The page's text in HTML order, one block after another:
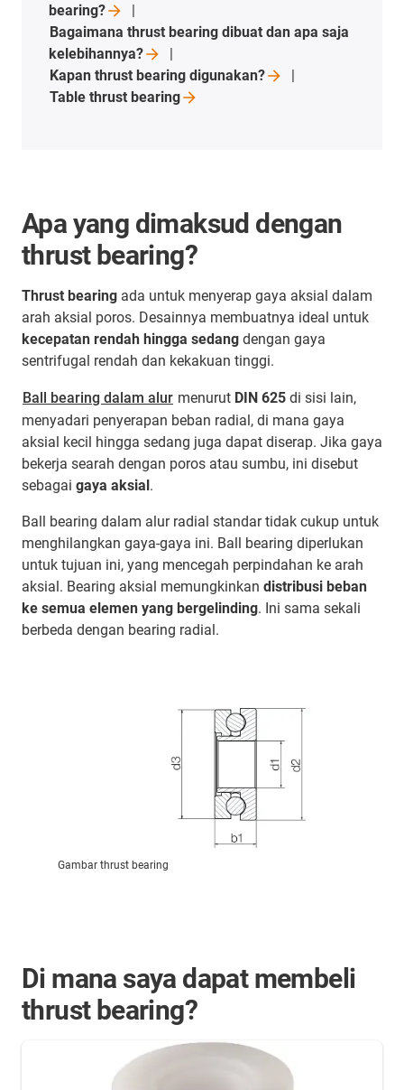
bearing?
Bagaimana thrust bearing dibuat dan apa saja
kelebihannya?
Kapan thrust bearingdigunakan?
Table thrustbearing
Apa yang dimaksud dengan
thrust bearing?
Thrust bearing ada untuk menyerap gaya aksial dalam
arah aksial poros. Desainnya membuatnya ideal untuk
kecepatan rendah hingga sedang dengan gaya
sentrifugal rendah dan kekakuan tinggi.
Ball bearing dalam alur menurut DIN 625 di sisi lain,
menyadari penyerapan beban radial, di mana gaya
aksial kecil hingga sedang juga dapat diserap. Jika gaya
bekerja searah dengan poros atau sumbu, ini disebut
sebagai gaya aksial.
Ball bearing dalam alur radial standar tidak cukup untuk
menghilangkan gaya-gaya ini. Ball bearing diperlukan
untuk tujuan ini, yang mencegah perpindahan ke arah
aksial. Bearing aksial memungkinkan distribusi beban
ke semua elemen yang bergelinding. Ini sama sekali
berbeda dengan bearing radial.
Gambar thrust bearing
Di mana saya dapat membeli
thrust bearing?